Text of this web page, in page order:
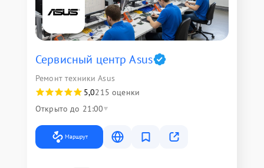
Сервисный центр Asus
Ремонт техники Asus
5,0215 оценки
Открыто до 21:00
Маршрут